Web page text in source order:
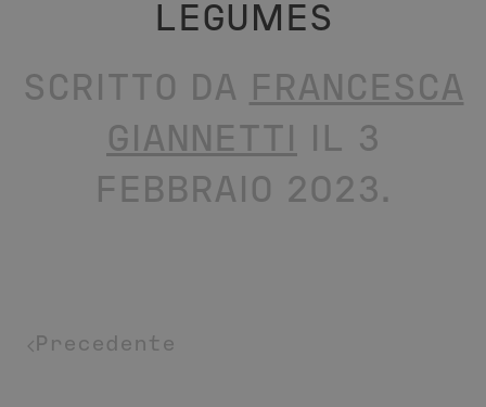
LEGUMES
SCRITTO DA
FRANCESCA
GIANNETTI
IL 3
FEBBRAIO 2023.
Precedente